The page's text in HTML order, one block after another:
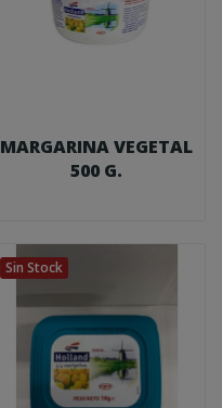
MARGARINA VEGETAL
500 G.
Sin Stock